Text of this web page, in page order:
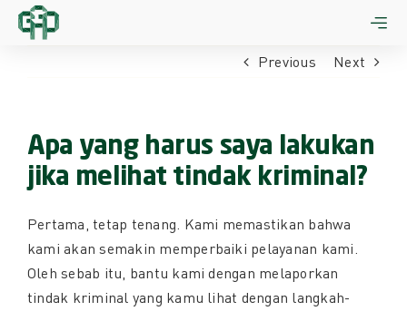
Skip
Previous Next
Apa yang harus saya lakukan
jika melihat tindak kriminal?
Pertama, tetap tenang. Kami memastikan bahwa
kami akan semakin memperbaiki pelayanan kami.
Oleh sebab itu, bantu kami dengan melaporkan
tindak kriminal yang kamu lihat dengan langkah-